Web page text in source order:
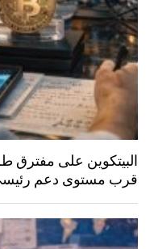
البيتكوين على مفترق
قرب مستوى دعم